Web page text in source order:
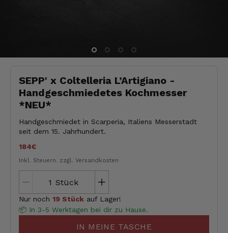
SEPP' x Coltelleria L’Artigiano -
Handgeschmiedetes Kochmesser
*NEU*
Handgeschmiedet in Scarperia, Italiens Messerstadt
seit dem 15. Jahrhundert.
184€
Inkl. Steuern. zzgl. Versandkosten
Stück
Nur noch 19 Stück auf Lager!
📦 In 3-5 Werktagen bei dir zu Hause.
IN MEINE TASCHE